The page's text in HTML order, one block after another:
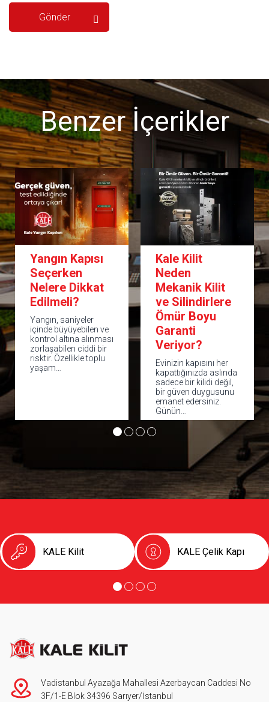
Benzer İçerikler
Kapısı
Dikkat
saniyeler
büyüyebilen ve
altına alınması
ciddi bir
Özellikle toplu
Kale Kilit
Neden
Mekanik Kilit
ve Silindirlere
Ömür Boyu
Garanti
Veriyor?
Evinizin kapısını her
kapattığınızda aslında
sadece bir kilidi değil,
bir güven duygusunu
emanet edersiniz.
En
çelik
karşı
KALE Kilit KALE Çelik Kapı
Vadistanbul Ayazağa Mahallesi Azerbaycan Caddesi No
3F/1-E Blok 34396 Sarıyer/İstanbul